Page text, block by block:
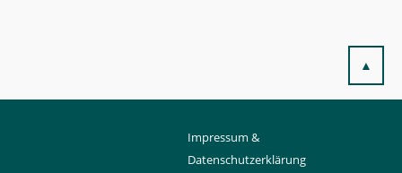
▲
Impressum &
Datenschutzerklärung